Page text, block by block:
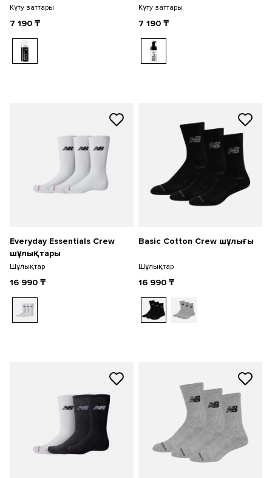
Күту заттары
7 190 ₸
Күту заттары
7 190 ₸
Everyday Essentials Crew
шұлықтары
Шұлықтар
16 990 ₸
Basic Cotton Crew шұлығы
Шұлықтар
16 990 ₸